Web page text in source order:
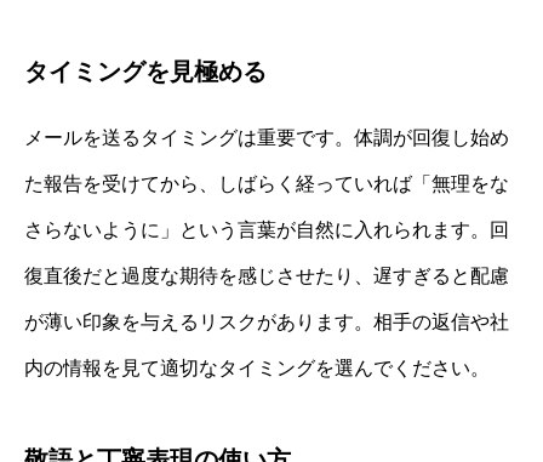
タイミングを見極める
メールを送るタイミングは重要です。体調が回復し始め
た報告を受けてから、しばらく経っていれば「無理をな
さらないように」という言葉が自然に入れられます。回
復直後だと過度な期待を感じさせたり、遅すぎると配慮
が薄い印象を与えるリスクがあります。相手の返信や社
内の情報を見て適切なタイミングを選んでください。